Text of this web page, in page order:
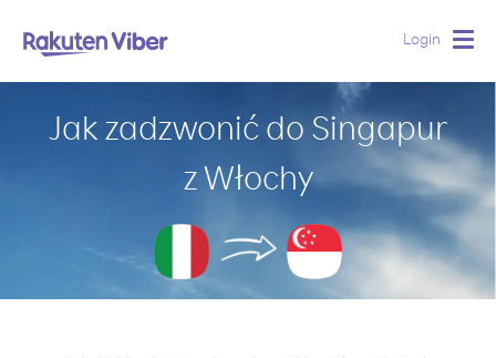
Login
Jak zadzwonić do Singapur
z Włochy